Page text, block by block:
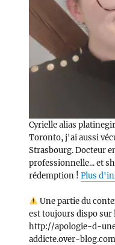
Cyrielle alias
Toronto, j'ai aussi
Strasbourg. Docteur
professionnelle... et
rédemption ! Plus
Une partie du
est toujours dispo sur
http://apologie-d-
addicte.over-blog.com